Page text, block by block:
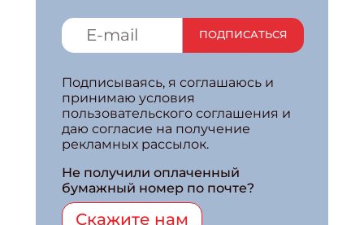
ПОДПИСАТЬСЯ
Подписываясь, я соглашаюсь и
принимаю условия
пользовательского соглашения и
даю согласие на получение
рекламных рассылок.
Не получили оплаченный
бумажный номер по почте?
Скажите нам